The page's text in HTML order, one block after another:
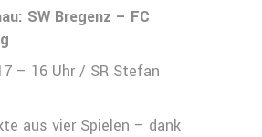
SW Bregenz – FC
– 16 Uhr / SR Stefan
aus vier Spielen – dank